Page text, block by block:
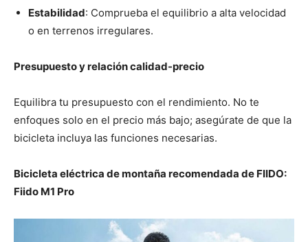
Estabilidad: Comprueba el equilibrio a alta velocidad
o en terrenos irregulares.
Presupuesto y relación calidad-precio
Equilibra tu presupuesto con el rendimiento. No te
enfoques solo en el precio más bajo; asegúrate de que la
bicicleta incluya las funciones necesarias.
Bicicleta eléctrica de montaña recomendada de FIIDO:
Fiido M1 Pro